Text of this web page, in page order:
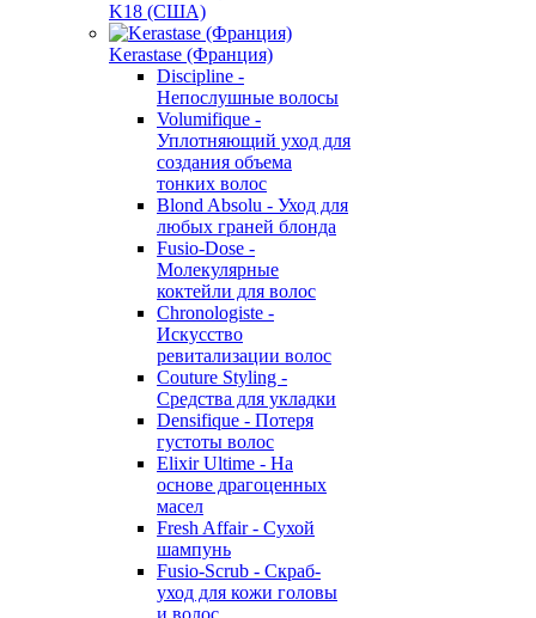
K18 (США)
Kerastase (Франция)
Discipline -
Непослушные волосы
Volumifique -
Уплотняющий уход для
создания объема
тонких волос
Blond Absolu - Уход для
любых граней блонда
Fusio-Dose -
Молекулярные
коктейли для волос
Chronologiste -
Искусство
ревитализации волос
Couture Styling -
Средства для укладки
Densifique - Потеря
густоты волос
Elixir Ultime - На
основе драгоценных
масел
Fresh Affair - Сухой
шампунь
Fusio-Scrub - Скраб-
уход для кожи головы
и волос